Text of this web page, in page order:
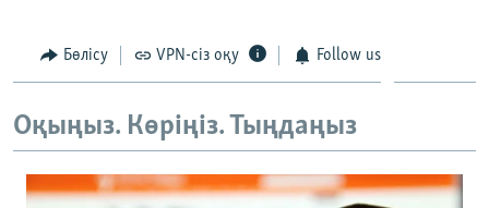
Бөлісу VPN-сіз оқу Follow us
Оқыңыз. Көріңіз. Тыңдаңыз